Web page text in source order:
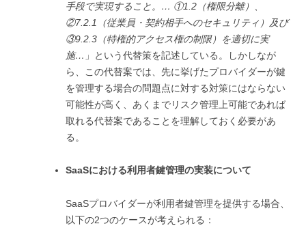
手段で実現すること。 … ①1.2 （権限分離）、
②7.2.1
（従業員・契約相手へのセキュリティ）及び
③9.2.3 （特権的アクセス権の制限）を適切に実
施… 」という代替策を記述している。しかしなが
ら、この代替案では、先に挙げたプロバイダーが鍵
を管理する場合の問題点に対する対策にはならない
可能性が高く、あくまでリスク管理上可能であれば
取れる代替案であることを理解しておく必要があ
る。
SaaSにおける利用者鍵管理の実装について
SaaSプロバイダーが利用者鍵管理を提供する場合、
以下の2つのケースが考えられる：